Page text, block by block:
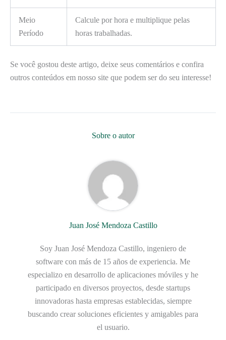
Meio
Período
Calcule por hora e multiplique pelas
horas trabalhadas.
Se você gostou deste artigo, deixe seus comentários e confira
outros conteúdos em nosso site que podem ser do seu interesse!
Sobre o autor
Juan José Mendoza Castillo
Soy Juan José Mendoza Castillo, ingeniero de
software con más de 15 años de experiencia. Me
especializo en desarrollo de aplicaciones móviles y he
participado en diversos proyectos, desde startups
innovadoras hasta empresas establecidas, siempre
buscando crear soluciones eficientes y amigables para
el usuario.